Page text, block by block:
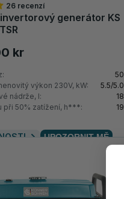
26 recenzí
generátor KS
kr
50
výkon 230V, kW:
5.5/5.0
nádrže, l:
18
při 50% zatížení, h***:
19
UPOZORNIT MĚ